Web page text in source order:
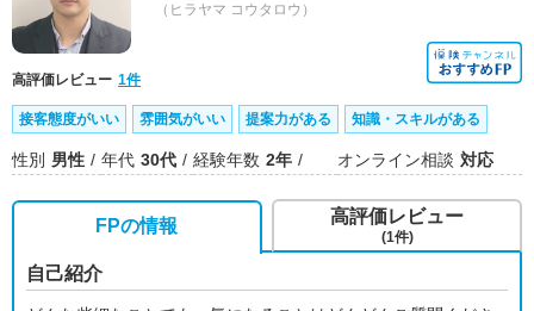
（ヒラヤマ コウタロウ）
高評価レビュー 1件
接客態度がいい 雰囲気がいい 提案力がある 知識・スキルがある
性別 男性 年代 30代 経験年数 2年 オンライン相談 対応
FPの情報
自己紹介
高評価レビュー
(1件)